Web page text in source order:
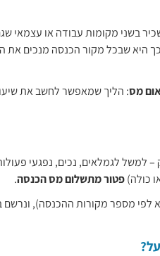
בשני מקומות עבודה או עצמאי
היא שבכל מקור הכנסה מנכים את
מס: הליך שמאפשר לחשב את
למשל לגמלאים, נכים, נפגעי
כולה)פטור מתשלום מס הכנסה.